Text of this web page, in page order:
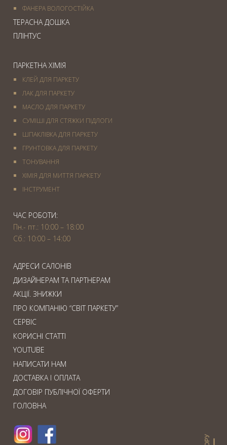
ФАНЕРА ВОЛОГОСТІЙКА
ТЕРАСНА ДОШКА
ПЛІНТУС
ПАРКЕТНА ХІМІЯ
КЛЕЙ ДЛЯ ПАРКЕТУ
ЛАК ДЛЯ ПАРКЕТУ
МАСЛО ДЛЯ ПАРКЕТУ
СУМІШІ ДЛЯ СТЯЖКИ ПІДЛОГИ
ШПАКЛІВКА ДЛЯ ПАРКЕТУ
ГРУНТОВКА ДЛЯ ПАРКЕТУ
ТОНУВАННЯ
ХІМІЯ ДЛЯ МИТТЯ ПАРКЕТУ
IНСТРУМЕНТ
ЧАС РОБОТИ:
Пн.- пт.: 10:00 – 18:00
Сб.: 10:00 – 14:00
АДРЕСИ САЛОНІВ
ДИЗАЙНЕРАМ ТА ПАРТНЕРАМ
АКЦІЇ. ЗНИЖКИ
ПРО КОМПАНІЮ “СВІТ ПАРКЕТУ”
СЕРВІС
КОРИСНІ СТАТТІ
YOUTUBE
НАПИСАТИ НАМ
ДОСТАВКА І ОПЛАТА
ДОГОВІР ПУБЛІЧНОЇ ОФЕРТИ
ГОЛОВНА